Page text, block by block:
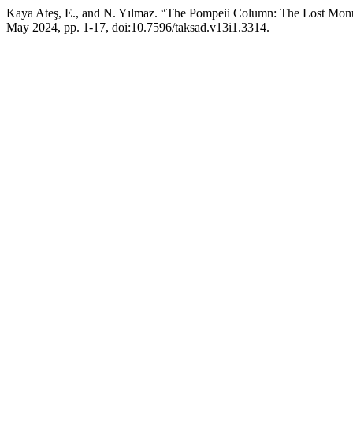
Kaya Ateş, E., and N. Yılmaz. “The Pompeii Column: The Lost
May 2024, pp. 1-17, doi:10.7596/taksad.v13i1.3314.